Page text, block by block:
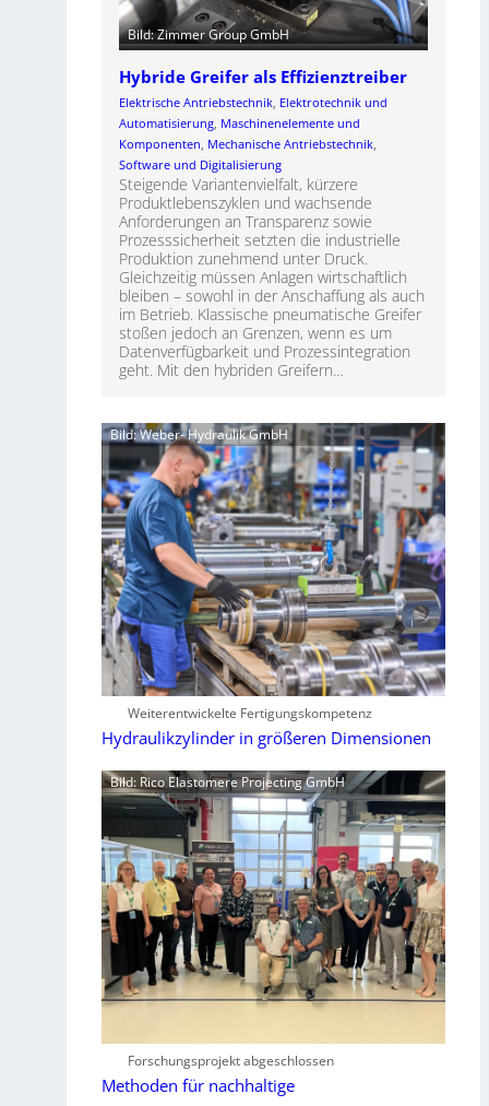
Bild: Zimmer Group GmbH
Hybride Greifer als Effizienztreiber
Elektrische Antriebstechnik Elektrotechnik und
Automatisierung Maschinenelemente und
Komponenten Mechanische Antriebstechnik
Software und Digitalisierung
Steigende Variantenvielfalt, kürzere
Produktlebenszyklen und wachsende
Anforderungen an Transparenz sowie
Prozesssicherheit setzten die industrielle
Produktion zunehmend unter Druck.
Gleichzeitig müssen Anlagen wirtschaftlich
bleiben – sowohl in der Anschaffung als auch
im Betrieb. Klassische pneumatische Greifer
stoßen jedoch an Grenzen, wenn es um
Datenverfügbarkeit und Prozessintegration
geht. Mit den hybriden Greifern…
Bild: Weber- Hydraulik GmbH
Weiterentwickelte Fertigungskompetenz
Hydraulikzylinder in größeren Dimensionen
Bild: Rico Elastomere Projecting GmbH
Forschungsprojekt abgeschlossen
Methoden für nachhaltige